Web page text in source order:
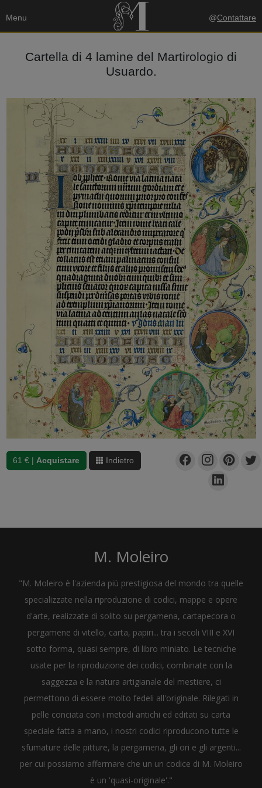
Menu @Contattare
Cartella di 4 lamine del Martirologio di
Usuardo.
61 € | Acquistare Indietro
M. Moleiro
"M. Moleiro è l'azienda più prestigiosa del mondo tra quelle
specializzate nella riproduzione di codici, mappe e opere
d'arte, realizzate di solito su pergamena, cartapecora o
pergamene di vitello, carta, papiri... tra i secoli VIII e XVI
sotto forma, quasi sempre, di libro miniato. Le tecniche
usate per la riproduzione dei codici, combinate con la
saggezza e la natura artigianale del mestiere, ci
permettono di essere molto fedeli all'originale. Rilegati in
pelle conciata con i metodi antichi ed editati su carta
speciale fatta a mano, i nostri codici riproducono tutte le
sfumature delle pitture, la pergamena, gli ori e gli argenti...
per cui possiamo affermare che un un codice di M. Moleiro
è un 'quasi-originale'."